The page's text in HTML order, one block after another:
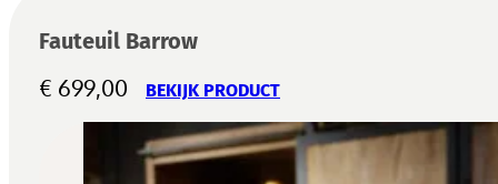
Fauteuil Barrow
€ 699,00 BEKIJK PRODUCT